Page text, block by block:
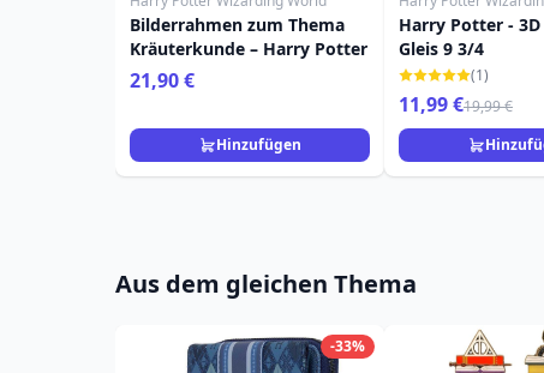
Bilderrahmen zum Thema
Kräuterkunde – Harry Potter
21,90 €
Hinzufügen
Harry Potter - 3D
Gleis 9 3/4
(1)
11,99 €19,99 €
Aus dem gleichen Thema
-33%